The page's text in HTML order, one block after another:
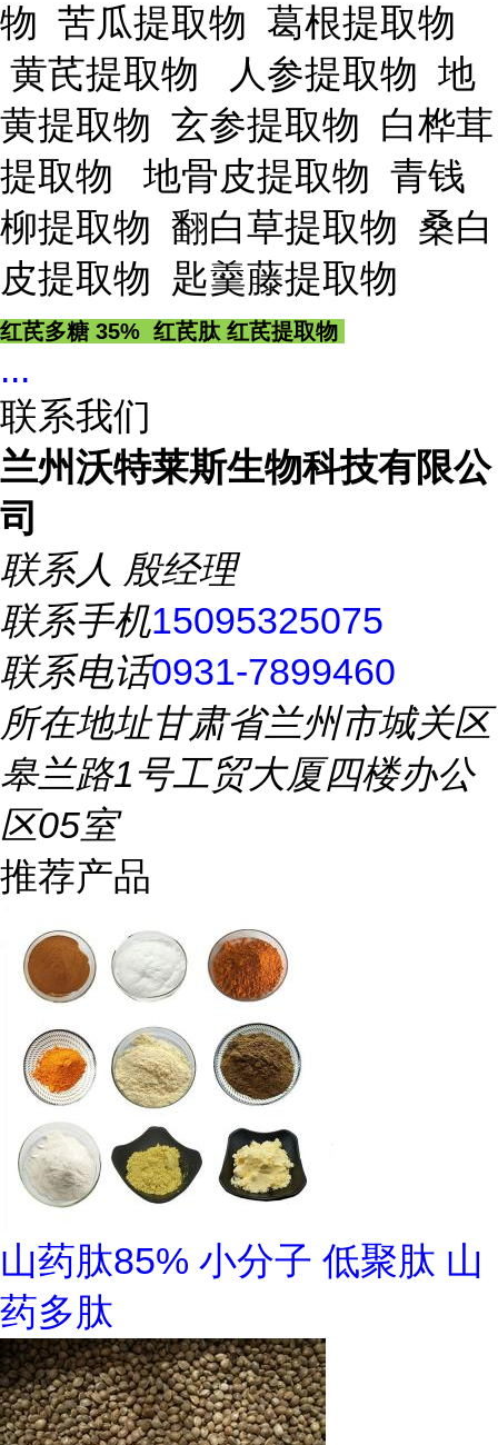
物 苦瓜提取物 葛根提取物
黄芪提取物 人参提取物 地
黄提取物 玄参提取物 白桦茸
提取物 地骨皮提取物 青钱
柳提取物 翻白草提取物 桑白
皮提取物 匙羹藤提取物
红芪多糖 35% 红芪肽 红芪提取物
...
联系我们
兰州沃特莱斯生物科技有限公
司
联系人 殷经理
联系手机15095325075
联系电话0931-7899460
所在地址甘肃省兰州市城关区
皋兰路1号工贸大厦四楼办公
区05室
推荐产品
山药肽85% 小分子 低聚肽 山
药多肽